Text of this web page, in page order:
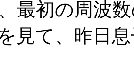
最初の周波
見て、昨日